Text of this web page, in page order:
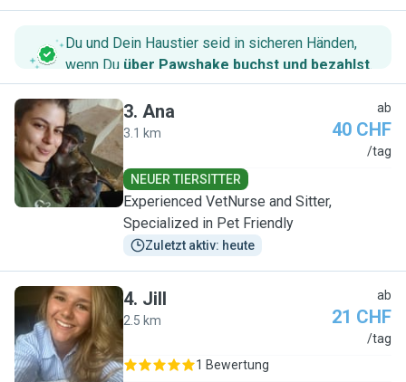
Du und Dein Haustier seid in sicheren Händen,
wenn Du über Pawshake buchst und bezahlst.
A
3. Ana
3.1 km
ab
40 CHF
/tag
NEUER TIERSITTER
Experienced VetNurse and Sitter,
Specialized in Pet Friendly
Zuletzt aktiv: heute
J
4. Jill
2.5 km
ab
21 CHF
/tag
1 Bewertung